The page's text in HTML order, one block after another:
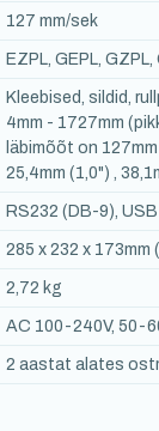
127 mm/sek
EZPL, GEPL,
Kleebised, sildid,
4mm - 1727mm
läbimõõt on
25,4mm (1,0") ,
RS232 (DB-9),
285 x 232 x 173mm
2,72 kg
AC 100-240V, 50-
2 aastat alates